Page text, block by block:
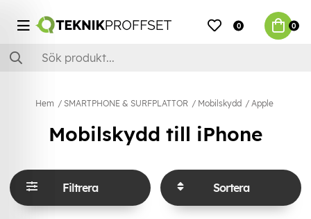
0 0
Hem SMARTPHONE & SURFPLATTOR Mobilskydd Apple
Mobilskydd till iPhone
Filtrera Sortera